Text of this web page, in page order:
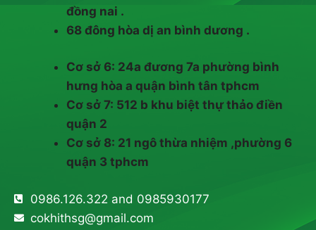
đồng nai .
68 đông hòa dị an bình dương .
Cơ sở 6: 24a đương 7a phường bình
hưng hòa a quận bình tân tphcm
Cơ sở 7: 512 b khu biệt thự thảo điền
quận 2
Cơ sở 8: 21 ngô thừa nhiệm ,phường 6
quận 3 tphcm
0986.126.322 and 0985930177
cokhithsg@gmail.com